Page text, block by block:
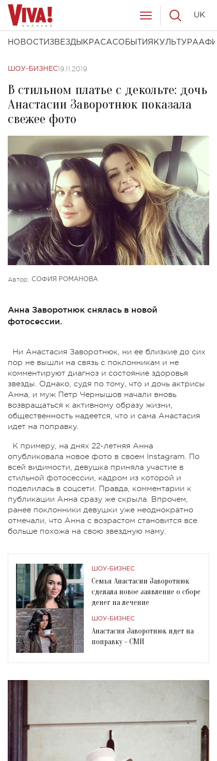
НОВОСТИ ЗВЕЗДЫ КРАСАСОБЫТИЯ КУЛЬТУРА
UK
ШОУ-БИЗНЕС19.11.2019
В стильном платье с декольте: дочь
Анастасии Заворотнюк показала
свежее фото
Автор: СОФИЯ РОМАНОВА
Анна Заворотнюк снялась в новой
фотосессии.
Ни Анастасия Заворотнюк, ни ее близкие до сих
пор не вышли на связь с поклонникам и не
комментируют диагноз и состояние здоровья
звезды. Однако, судя по тому, что и дочь актрисы
Анна, и муж Петр Чернышов начали вновь
возвращаться к активному образу жизни,
общественность надеется, что и сама Анастасия
идет на поправку.
К примеру, на днях 22-летняя Анна
опубликовала новое фото в своем Instagram. По
всей видимости, девушка приняла участие в
стильной фотосессии, кадром из которой и
поделилась в соцсети. Правда, комментарии к
публикации Анна сразу же скрыла. Впрочем,
ранее поклонники девушки уже неоднократно
отмечали, что Анна с возрастом становится все
больше похожа на свою звездную маму.
ШОУ-БИЗНЕС
Семья Анастасии Заворотнюк
сделала новое заявление о сборе
денег на лечение
ШОУ-БИЗНЕС
Анастасия Заворотнюк идет на
поправку - СМИ